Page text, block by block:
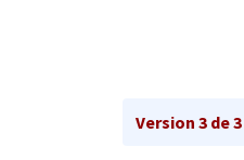
Version 3 de 3